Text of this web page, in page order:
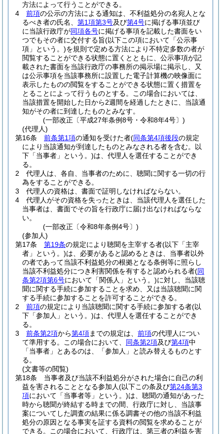
方法によって行うことができる。
4
前項の公示の方法による通知は、不利益処分の名宛人とな
るべき者の氏名、 第1項第3号及び第4号に掲げる事項並び
に当該行政庁が同項各号に掲げる事項を記載した書面をい
つでもその者に交付する旨(以下この項において「公示事
項」という。)を規則で定める方法により不特定多数の者が
閲覧することができる状態に置くとともに、公示事項が記
載された書面を当該行政庁の事務所の掲示場に掲示し、又
は公示事項を当該事務所に設置した電子計算機の映像面に
表示したものの閲覧をすることができる状態に置く措置を
とることによって行うものとする。
この場合においては、
当該措置を開始した日から2週間を経過したときに、当該通
知がその者に到達したものとみなす。
(一部改正〔平成27年条例8号・令和8年4号〕)
(代理人)
第16条
前条第1項の通知を受けた者(同条第4項後段の規定
により当該通知が到達したものとみなされる者を含む。以
下「当事者」という。)は、代理人を選任することができ
る。
2
代理人は、各自、当事者のために、聴聞に関する一切の行
為をすることができる。
3
代理人の資格は、書面で証明しなければならない。
4
代理人がその資格を失ったときは、当該代理人を選任した
当事者は、書面でその旨を行政庁に届け出なければならな
い。
(一部改正〔令和8年条例4号〕)
(参加人)
第17条
第19条の規定により聴聞を主宰する者(以下「主宰
者」という。)は、必要があると認めるときは、当事者以外
の者であって当該不利益処分の根拠となる条例等に照らし
当該不利益処分につき利害関係を有すると認められる者(同
条第2項第6号において「関係人」という。)に対し、当該聴
聞に関する手続に参加することを求め、又は当該聴聞に関
する手続に参加することを許可することができる。
2
前項の規定により当該聴聞に関する手続に参加する者(以
下「参加人」という。)は、代理人を選任することができ
る。
3
前条第2項から第4項までの規定は、 前項の代理人につい
て準用する。
この場合において、 同条第2項及び第4項中
「当事者」とあるのは、「参加人」と読み替えるものとす
る。
(文書等の閲覧)
第18条
当事者及び当該不利益処分がされた場合に自己の利
益を害されることとなる参加人(以下この条及び第24条第3
項において「当事者等」という。)は、聴聞の通知があった
時から聴聞が終結する時までの間、行政庁に対し、当該事
案についてした調査の結果に係る調書その他の当該不利益
処分の原因となる事実を証する資料の閲覧を求めることが
できる。
この場合において、行政庁は、第三者の利益を害